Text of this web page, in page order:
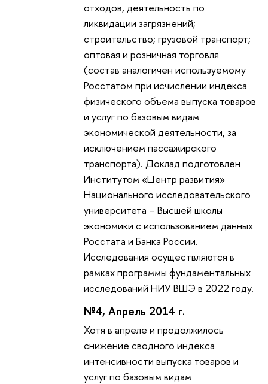
отходов, деятельность по
ликвидации загрязнений;
строительство; грузовой транспорт;
оптовая и розничная торговля
(состав аналогичен используемому
Росстатом при исчислении индекса
физического объема выпуска товаров
и услуг по базовым видам
экономической деятельности, за
исключением пассажирского
транспорта). Доклад подготовлен
Институтом «Центр развития»
Национального исследовательского
университета – Высшей школы
экономики с использованием данных
Росстата и Банка России.
Исследования осуществляются в
рамках программы фундаментальных
исследований НИУ ВШЭ в 2022 году.
№4, Апрель 2014 г.
Хотя в апреле и продолжилось
снижение сводного индекса
интенсивности выпуска товаров и
услуг по базовым видам